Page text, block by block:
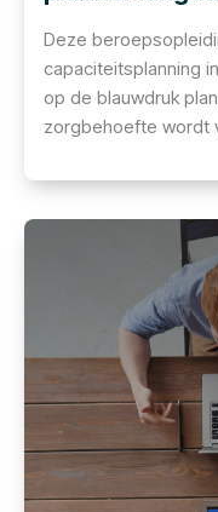
Deze
capaciteitsplanning
op de blauwdruk
zorgbehoefte wordt
en begroting. De
tijdig te signaleren,